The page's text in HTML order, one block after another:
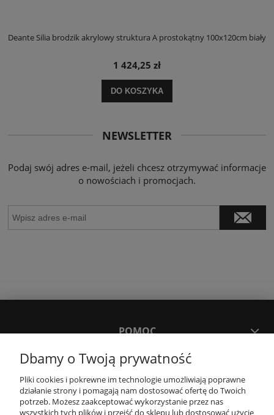
Deante Silia brodzik akrylowy struktura A prostokątny 100x120cm biały
1 424,25 zł
DO KOSZYKA
NEWSLETTER
Podaj swój adres e-mail, jeżeli chcesz otrzymywać informacje
o nowościach i promocjach.
POMOC
MOJE KONTO
PŁATNOŚCI I DOSTAWA
Dbamy o Twoją prywatność
Pliki cookies i pokrewne im technologie umożliwiają poprawne
działanie strony i pomagają nam dostosować ofertę do Twoich
potrzeb. Możesz zaakceptować wykorzystanie przez nas
wszystkich tych plików i przejść do sklepu lub dostosować użycie